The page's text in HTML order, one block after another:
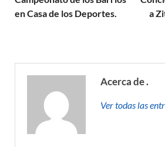
en Casa de los Deportes.
a
Acerca de .
Ver todas las